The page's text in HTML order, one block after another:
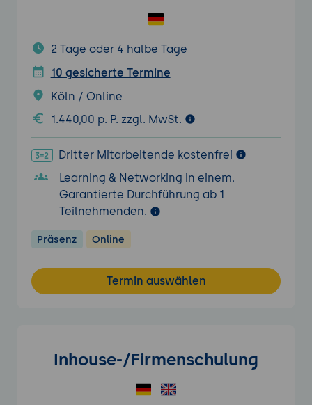
2 Tage oder 4 halbe Tage
10 gesicherte Termine
Köln / Online
1.440,00 p. P. zzgl. MwSt.
Dritter Mitarbeitende kostenfrei
Learning & Networking in einem.
Garantierte Durchführung ab 1
Teilnehmenden.
Präsenz Online
Termin auswählen
Inhouse-/Firmenschulung